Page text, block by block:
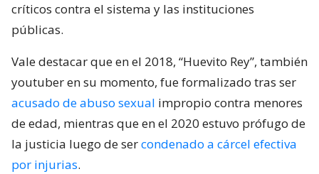
críticos contra el sistema y las instituciones
públicas.
Vale destacar que en el 2018, “Huevito Rey”, también
youtuber en su momento, fue formalizado tras ser
acusado de abuso sexual impropio contra menores
de edad, mientras que en el 2020 estuvo prófugo de
la justicia luego de sercondenado a cárcel efectiva
por injurias.